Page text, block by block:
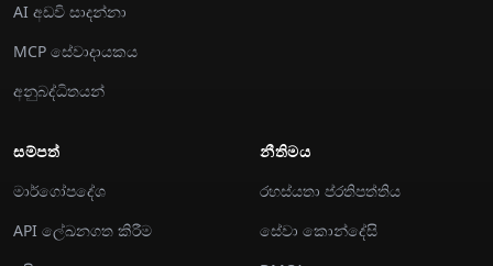
AI අඩවි සාදන්නා
MCP සේවාදායකය
අනුබද්ධිතයන්
සම්පත්
මාර්ගෝපදේශ
API ලේඛනගත කිරීම
නීතිමය
රහස්යතා ප්රතිපත්තිය
සේවා කොන්දේසි